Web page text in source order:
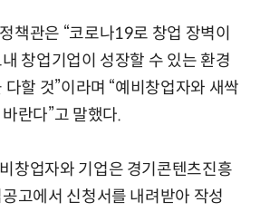
책관은 “코로나19로 창업 장벽이
창업기업이 성장할 수 있는 환경
할 것”이라며 “예비창업자와 새싹
란다”고 말했다.
창업자와 기업은 경기콘텐츠진흥
고에서 신청서를 내려받아 작성